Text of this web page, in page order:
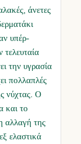
άνετες
υπέρ-
την υγρασία
πολλαπλές
νύχτας. Ο
και το
αλλαγή της
ελαστικά